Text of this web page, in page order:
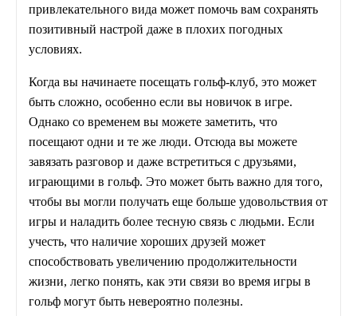
привлекательного вида может помочь вам сохранять
позитивный настрой даже в плохих погодных
условиях.
Когда вы начинаете посещать гольф-клуб, это может
быть сложно, особенно если вы новичок в игре.
Однако со временем вы можете заметить, что
посещают одни и те же люди. Отсюда вы можете
завязать разговор и даже встретиться с друзьями,
играющими в гольф. Это может быть важно для того,
чтобы вы могли получать еще больше удовольствия от
игры и наладить более тесную связь с людьми. Если
учесть, что наличие хороших друзей может
способствовать увеличению продолжительности
жизни, легко понять, как эти связи во время игры в
гольф могут быть невероятно полезны.